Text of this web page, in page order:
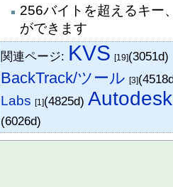
256バイトを超えるキー
ができます
関連ページ: KVS [19](3051d)
BackTrack/ツール [3]
Labs [1](4825d)Autodesk
(6026d)